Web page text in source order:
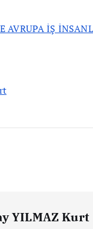
AVRUPA İŞ
YILMAZ Kurt